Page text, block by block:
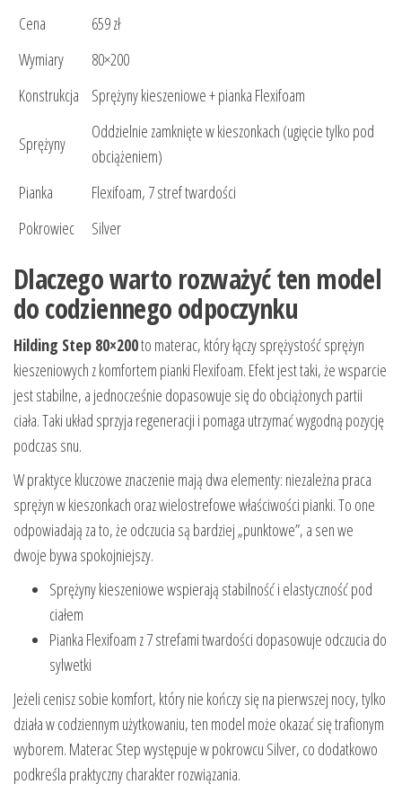
Cena
659 zł
Wymiary
80×200
Konstrukcja
Sprężyny kieszeniowe + pianka Flexifoam
Sprężyny
Oddzielnie zamknięte w kieszonkach (ugięcie tylko pod
obciążeniem)
Pianka
Flexifoam, 7 stref twardości
Pokrowiec
Silver
Dlaczego warto rozważyć ten model
do codziennego odpoczynku
Hilding Step 80×200to materac, który łączy sprężystość sprężyn
kieszeniowych z komfortem pianki Flexifoam. Efekt jest taki, że wsparcie
jest stabilne, a jednocześnie dopasowuje się do obciążonych partii
ciała. Taki układ sprzyja regeneracji i pomaga utrzymać wygodną pozycję
podczas snu.
W praktyce kluczowe znaczenie mają dwa elementy: niezależna praca
sprężyn w kieszonkach oraz wielostrefowe właściwości pianki. To one
odpowiadają za to, że odczucia są bardziej „punktowe”, a sen we
dwoje bywa spokojniejszy.
Sprężyny kieszeniowe wspierają stabilność i elastyczność pod
ciałem
Pianka Flexifoam z 7 strefami twardości dopasowuje odczucia do
sylwetki
Jeżeli cenisz sobie komfort, który nie kończy się na pierwszej nocy, tylko
działa w codziennym użytkowaniu, ten model może okazać się trafionym
wyborem. Materac Step występuje w pokrowcu Silver, co dodatkowo
podkreśla praktyczny charakter rozwiązania.